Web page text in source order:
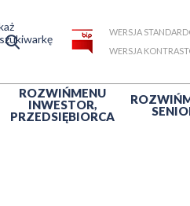
WERSJA
WERSJA
ROZWIŃMENU
INWESTOR,
PRZEDSIĘBIORCA
ROZWIŃ